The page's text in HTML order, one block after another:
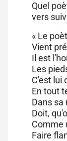
Quel
vers
« Le
Vient
Il est
Les
C'est lui
En tout
Dans sa
Doit,
Comme
Faire